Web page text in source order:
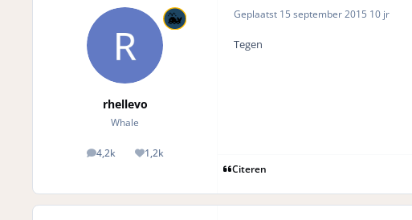
rhellevo
Whale
4,2k
posts 1,2k
Reputation
Geplaatst 15 september 2015 10 jr
Tegen
Citeren